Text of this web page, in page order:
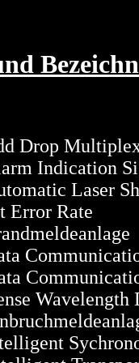
Laser
Rate